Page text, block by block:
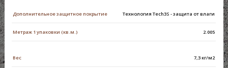
Дополнительное защитное покрытие Технология Tech3S - защита от влаги
Метраж 1 упаковки (кв.м.) 2.005
Вес 7,3 кг/м2